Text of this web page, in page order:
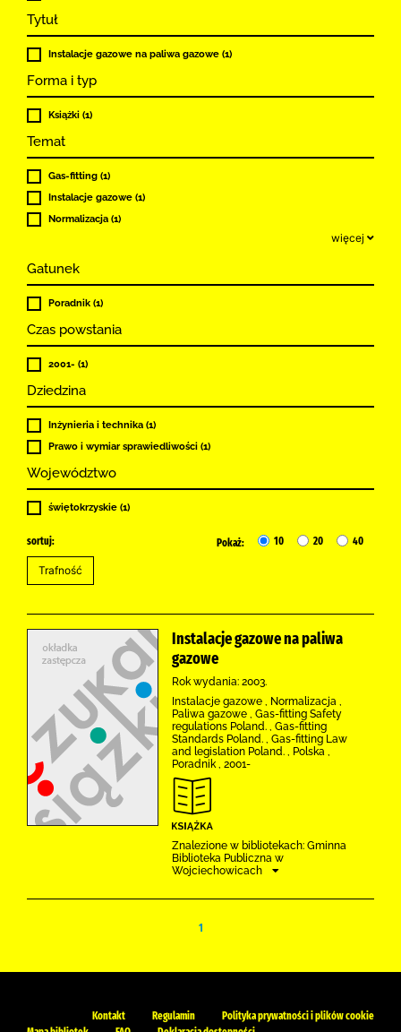
Tytuł
Instalacje gazowe na paliwa gazowe (1)
Forma i typ
Książki (1)
Temat
Gas-fitting (1)
Instalacje gazowe (1)
Normalizacja (1)
więcej
Gatunek
Poradnik (1)
Czas powstania
2001- (1)
Dziedzina
Inżynieria i technika (1)
Prawo i wymiar sprawiedliwości (1)
Województwo
świętokrzyskie (1)
sortuj: Pokaż: 10 20 40
Instalacje gazowe na paliwa
gazowe
Rok wydania: 2003.
Instalacje gazowe , Normalizacja ,
Paliwa gazowe , Gas-fitting Safety
regulations Poland. , Gas-fitting
Standards Poland. , Gas-fitting Law
and legislation Poland. , Polska ,
Poradnik , 2001-
Znalezione w bibliotekach: Gminna
Biblioteka Publiczna w
Wojciechowicach
1
Kontakt Regulamin
Polityka prywatności i plików cookie